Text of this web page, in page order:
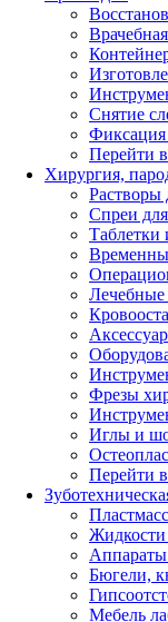
Снятие
Фиксация
Перейти
Хирургия,
Растворы
Спреи
Таблетки
Лечебные
Фрезы
Иглы и
Перейти
Жидкости
Бюгели,
Мебель